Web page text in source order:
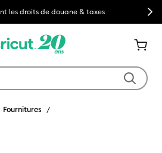
les droits de douane & taxes Next
Fournitures